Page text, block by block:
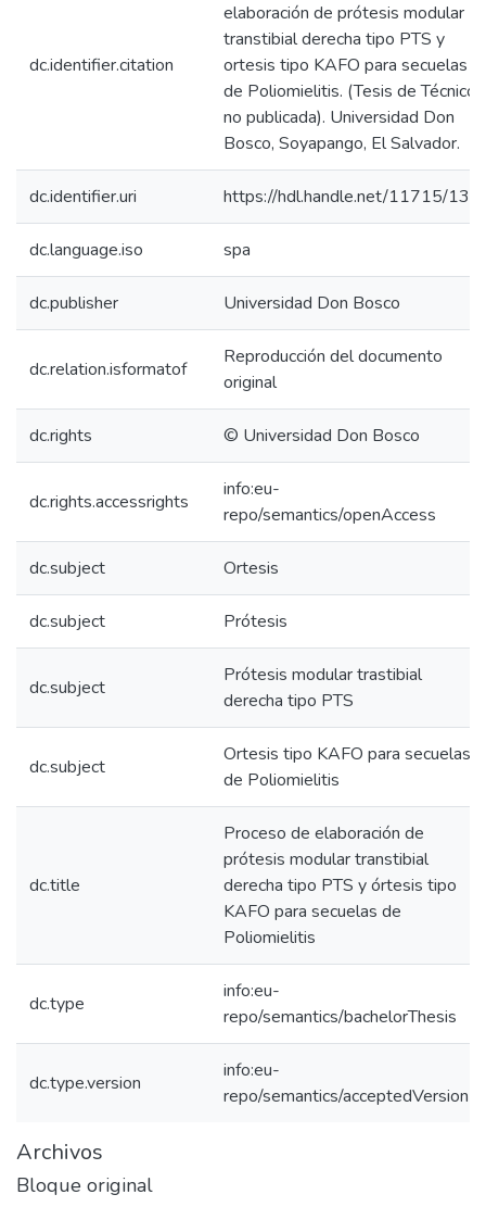
dc.identifier.citation
elaboración de prótesis modular
transtibial derecha tipo PTS y
ortesis tipo KAFO para secuelas
de Poliomielitis. (Tesis de Técnico
no publicada). Universidad Don
Bosco, Soyapango, El Salvador.
dc.identifier.uri https://hdl.handle.net/11715/131
dc.language.iso spa
dc.publisher Universidad Don Bosco
dc.relation.isformatof
Reproducción del documento
original
dc.rights © Universidad Don Bosco
dc.rights.accessrights
info:eu-
repo/semantics/openAccess
dc.subject Ortesis
dc.subject Prótesis
dc.subject
Prótesis modular trastibial
derecha tipo PTS
dc.subject
Ortesis tipo KAFO para secuelas
de Poliomielitis
dc.title
Proceso de elaboración de
prótesis modular transtibial
derecha tipo PTS y órtesis tipo
KAFO para secuelas de
Poliomielitis
dc.type
info:eu-
repo/semantics/bachelorThesis
dc.type.version
info:eu-
repo/semantics/acceptedVersion
Archivos
Bloque original